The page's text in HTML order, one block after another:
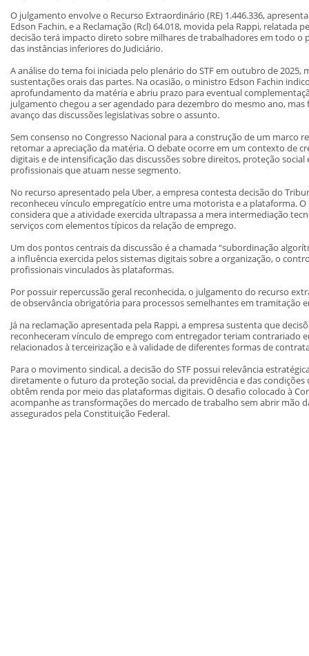
O julgamento envolve o Recurso Extraordinário (RE) 1.446.336,
Edson Fachin, e a Reclamação (Rcl) 64.018, movida pela Rappi, relatada
decisão terá impacto direto sobre milhares de trabalhadores em todo
das instâncias inferiores do Judiciário.
A análise do tema foi iniciada pelo plenário do STF em outubro de 2025,
sustentações orais das partes. Na ocasião, o ministro Edson Fachin
aprofundamento da matéria e abriu prazo para eventual
julgamento chegou a ser agendado para dezembro do mesmo ano,
avanço das discussões legislativas sobre o assunto.
Sem consenso no Congresso Nacional para a construção de um marco
retomar a apreciação da matéria. O debate ocorre em um contexto de
digitais e de intensificação das discussões sobre direitos, proteção
profissionais que atuam nesse segmento.
No recurso apresentado pela Uber, a empresa contesta decisão do
reconheceu vínculo empregatício entre uma motorista e a plataforma.
considera que a atividade exercida ultrapassa a mera intermediação
serviços com elementos típicos da relação de emprego.
Um dos pontos centrais da discussão é a chamada “subordinação
a influência exercida pelos sistemas digitais sobre a organização, o
profissionais vinculados às plataformas.
Por possuir repercussão geral reconhecida, o julgamento do recurso
de observância obrigatória para processos semelhantes em tramitação
Já na reclamação apresentada pela Rappi, a empresa sustenta que
reconheceram vínculo de emprego com entregador teriam contrariado
relacionados à terceirização e à validade de diferentes formas de
Para o movimento sindical, a decisão do STF possui relevância
diretamente o futuro da proteção social, da previdência e das
obtêm renda por meio das plataformas digitais. O desafio colocado à
acompanhe as transformações do mercado de trabalho sem abrir mão
assegurados pela Constituição Federal.